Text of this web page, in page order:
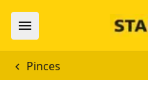
Pinces